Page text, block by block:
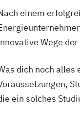
einem
Wege
dich noch
ein solches